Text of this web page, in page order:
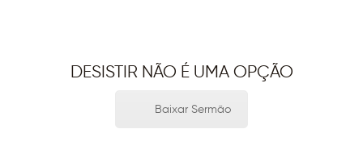
DESISTIR NÃO É UMA OPÇÃO
Baixar Sermão